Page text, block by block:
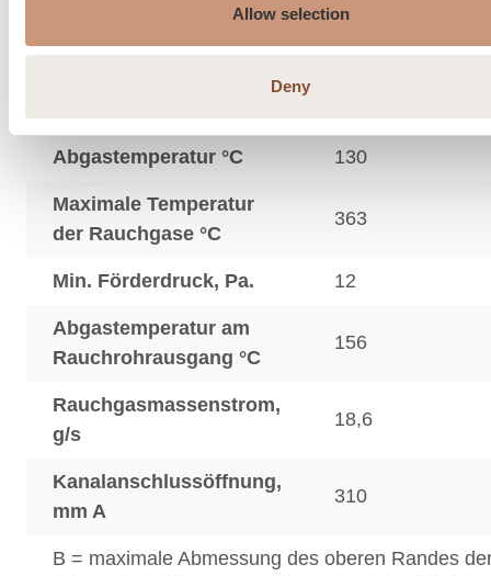
Allow selection
Deny
Verbrennungsluftkanal
Abgastemperatur °C 130
Maximale Temperatur
der Rauchgase °C
363
Min. Förderdruck, Pa. 12
Abgastemperatur am
Rauchrohrausgang °C
156
Rauchgasmassenstrom,
g/s
18,6
Kanalanschlussöffnung,
mm A
310
B = maximale Abmessung des oberen Randes